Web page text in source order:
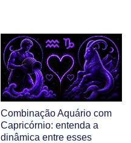
Combinação Aquário com
Capricórnio: entenda a
dinâmica entre esses